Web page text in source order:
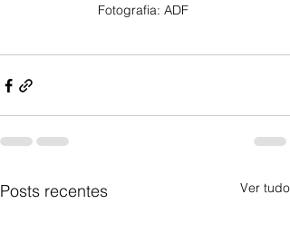
Fotografia: ADF
Posts recentes Ver tudo